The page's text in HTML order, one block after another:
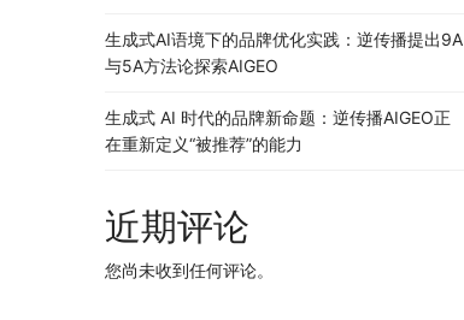
生成式AI语境下的品牌优化实践：逆传播提出9A
与5A方法论探索AIGEO
生成式 AI 时代的品牌新命题：逆传播AIGEO正
在重新定义“被推荐”的能力
近期评论
您尚未收到任何评论。